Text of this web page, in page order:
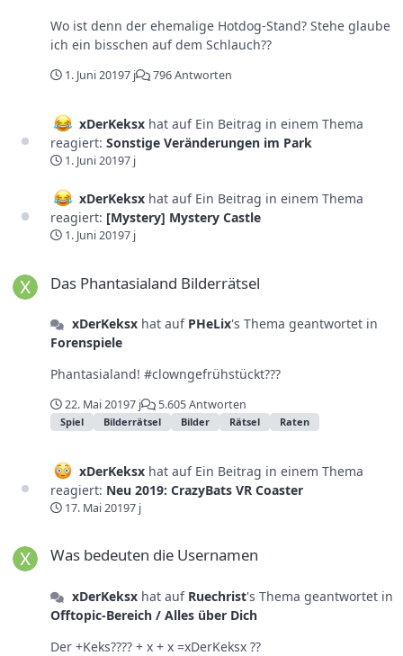
Wo ist denn der ehemalige Hotdog-Stand? Stehe glaube
ich ein bisschen auf dem Schlauch??
1. Juni 20197 j 796 Antworten
xDerKeksx hat auf Ein Beitrag in einem Thema
reagiert: Sonstige Veränderungen im Park
1. Juni 20197 j
xDerKeksx hat auf Ein Beitrag in einem Thema
reagiert: [Mystery] Mystery Castle
1. Juni 20197 j
Das Phantasialand Bilderrätsel
xDerKeksxhat auf PHeLix's Thema geantwortet in
Forenspiele
Phantasialand! #clowngefrühstückt???
22. Mai 20197 j 5.605 Antworten
Spiel Bilderrätsel Bilder Rätsel Raten
xDerKeksx hat auf Ein Beitrag in einem Thema
reagiert: Neu 2019: CrazyBats VR Coaster
17. Mai 20197 j
Was bedeuten die Usernamen
xDerKeksxhat auf Ruechrist's Thema geantwortet in
Offtopic-Bereich / Alles über Dich
Der +Keks???? + x + x =xDerKeksx ??